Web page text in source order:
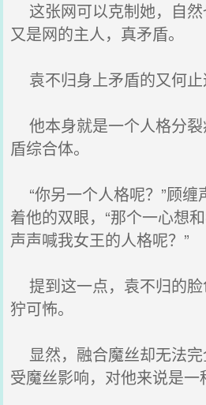
这张网可以克制她，自
又是网的主人，真矛盾。
袁不归身上矛盾的又何止
他本身就是一个人格分
盾综合体。
“你另一个人格呢？”顾缠
着他的双眼，“那个一心想
声声喊我女王的人格呢？”
提到这一点，袁不归的
狞可怖。
显然，融合魔丝却无法
受魔丝影响，对他来说是一